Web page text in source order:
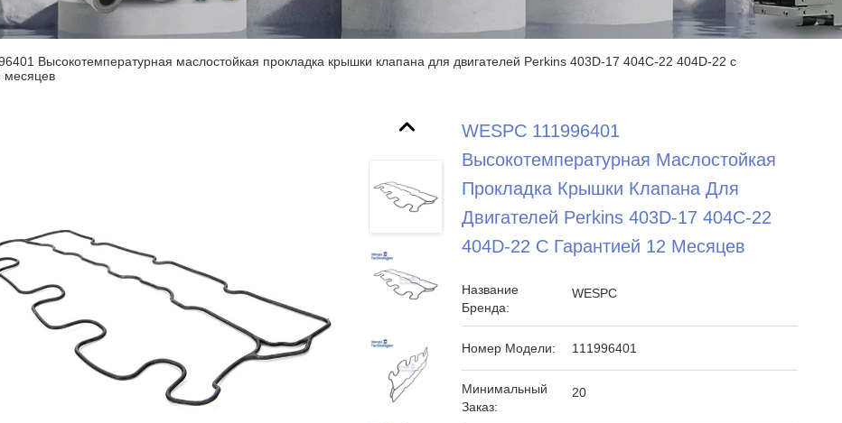
Высокотемпературная маслостойкая прокладка крышки клапана для двигателей Perkins 403D-17 404C-22 404D-22 с
месяцев
WESPC 111996401
Высокотемпературная Маслостойкая
Прокладка Крышки Клапана Для
Двигателей Perkins 403D-17 404C-22
404D-22 С Гарантией 12 Месяцев
Название
Бренда:
WESPC
Номер Модели: 111996401
Минимальный
Заказ:
20